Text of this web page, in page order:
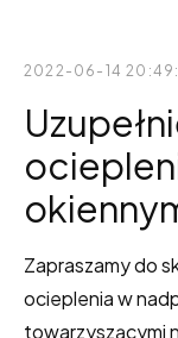
2022-06-14
Zapraszamy do
ocieplenia w
towarzyszącymi